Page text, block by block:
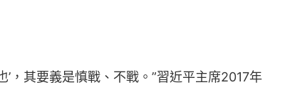
，其要義是慎戰、不戰。”習近平主席2017年